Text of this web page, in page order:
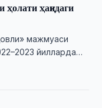
ҳақидаги
мажмуаси
йилларда